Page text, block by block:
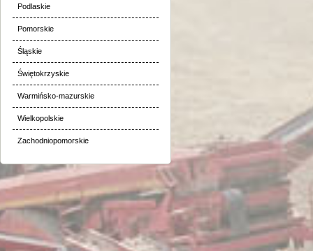
Podlaskie
Pomorskie
Śląskie
Świętokrzyskie
Warmińsko-mazurskie
Wielkopolskie
Zachodniopomorskie